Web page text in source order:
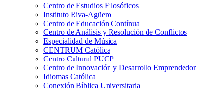
Centro de Estudios Filosóficos
Instituto Riva-Agüero
Centro de Educación Contínua
Centro de Análisis y Resolución de Conflictos
Especialidad de Música
CENTRUM Católica
Centro Cultural PUCP
Centro de Innovación y Desarrollo Emprendedor
Idiomas Católica
Conexión Bíblica Universitaria